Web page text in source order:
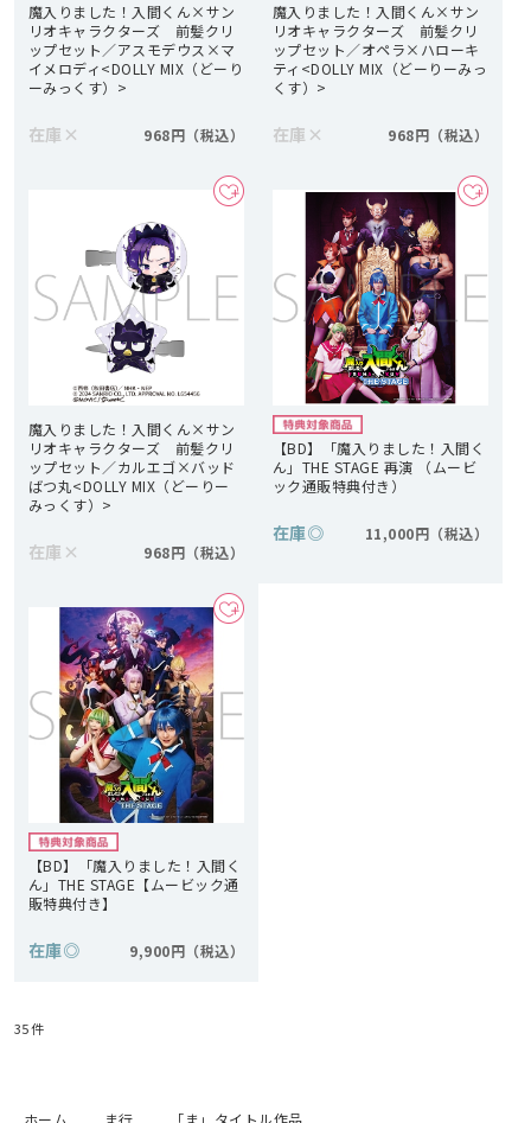
魔入りました！入間くん×サン
リオキャラクターズ 前髪クリ
ップセット／アスモデウス×マ
イメロディ<DOLLY MIX（どーり
ーみっくす）>
在庫 × 968円
魔入りました！入間くん×サン
リオキャラクターズ 前髪クリ
ップセット／オペラ×ハローキ
ティ<DOLLY MIX（どーりーみっ
くす）>
在庫 × 968円
魔入りました！入間くん×サン
リオキャラクターズ 前髪クリ
ップセット／カルエゴ×バッド
ばつ丸<DOLLY MIX（どーりー
みっくす）>
在庫 × 968円
【BD】「魔入りました！入間く
ん」THE STAGE 再演 （ムービ
ック通販特典付き）
在庫◎ 11,000円
【BD】「魔入りました！入間く
ん」THE STAGE【ムービック通
販特典付き】
在庫◎ 9,900円
35件
ホーム ま行 「ま」タイトル作品